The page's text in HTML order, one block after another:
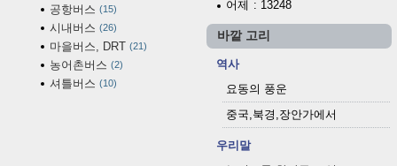
공항버스 15
시내버스 26
마을버스, DRT 21
농어촌버스 2
셔틀버스 10
어제 : 13248
바깥 고리
역사
요동의 풍운
중국,북경,장안가에서
우리말